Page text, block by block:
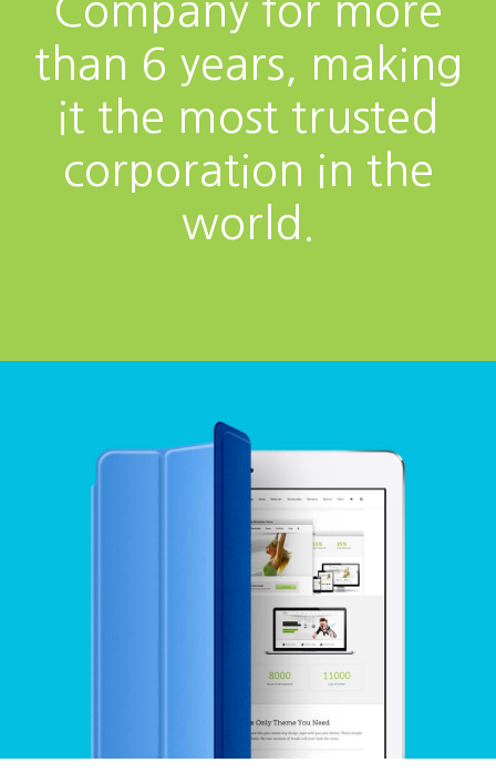
Company for more
than 6 years, making
it the most trusted
corporation in the
world.